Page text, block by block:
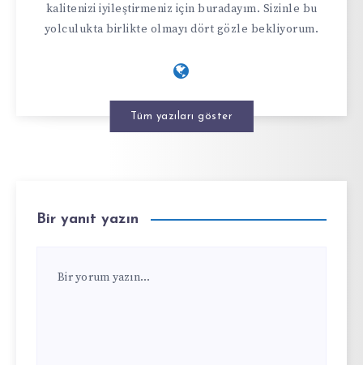
kalitenizi iyileştirmeniz için buradayım. Sizinle bu
yolculukta birlikte olmayı dört gözle bekliyorum.
Tüm yazıları göster
Bir yanıt yazın